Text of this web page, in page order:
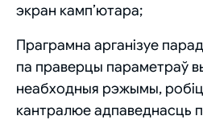
экран камп’ютара;
Праграмна арганізуе
па праверцы параметраў
неабходныя рэжымы, робіць
кантралюе адпаведнасць